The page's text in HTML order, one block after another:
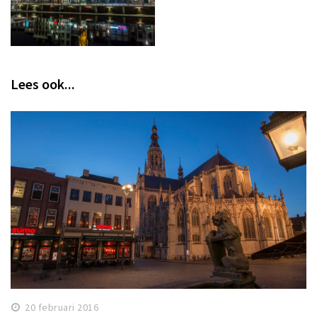
Lees ook...
20 februari 2016